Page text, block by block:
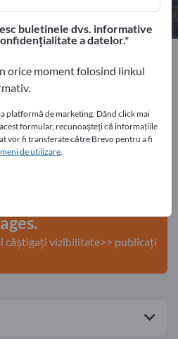
11
joasă tensiune
gratuit pe
second-hand – Contacte
și produsele
câștigați vizibilitate>> publicați
buletinele dvs. informative
a datelor.
orice moment folosind linkul
platformă de marketing. Dând click mai
formular, recunoașteți că informațiile
vor fi transferate către Brevo pentru a fi
de utilizare.